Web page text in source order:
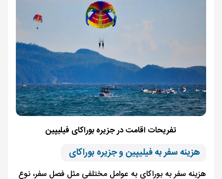
تفریحات اقامت در جزیره بوراکای فیلیپین
هزینه سفر به فیلیپین و جزیره بوراکای
هزینه سفر به بوراکای به عوامل مختلفی مثل فصل سفر، نوع